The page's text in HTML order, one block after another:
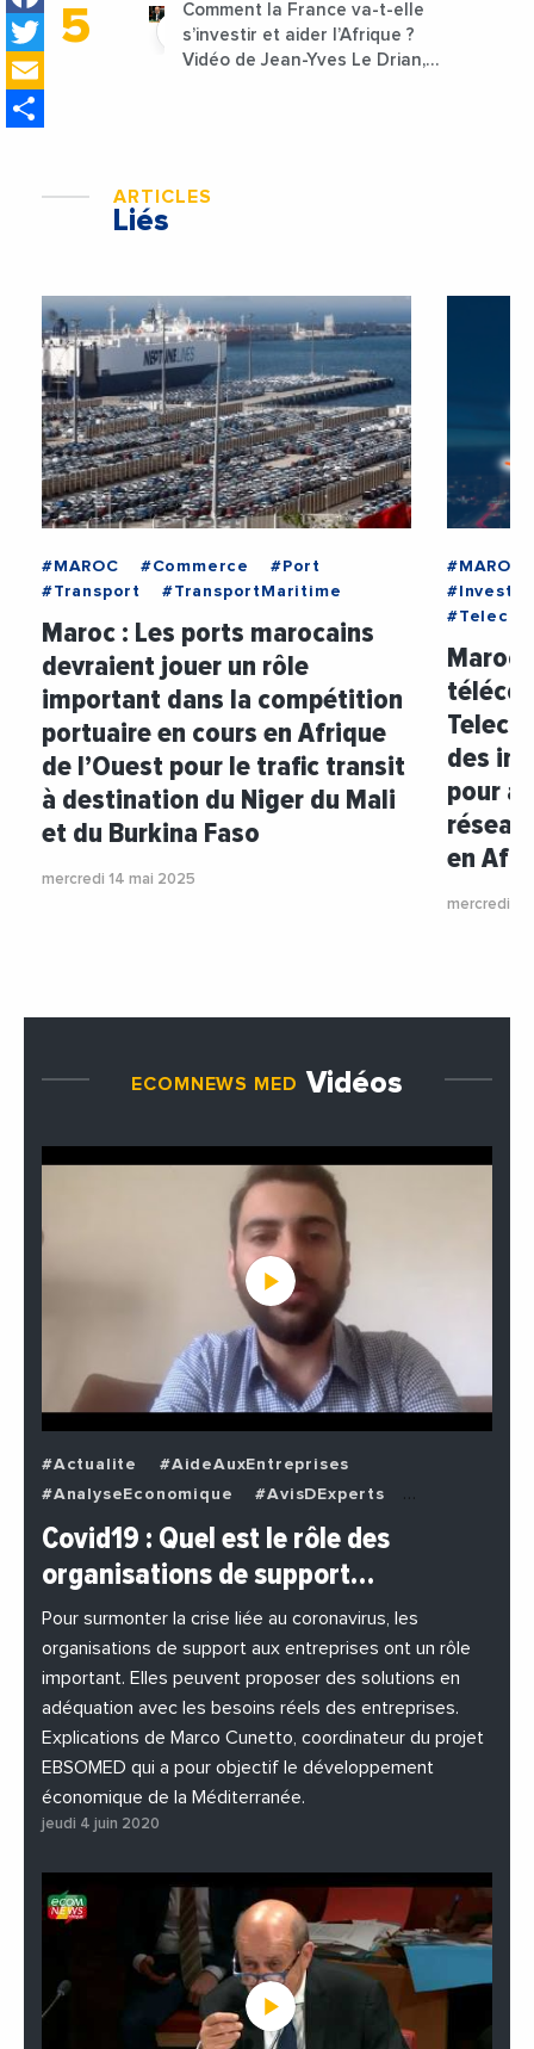
Twitter
Comment la France va-t-elle
s’investir et aider l’Afrique ?
Vidéo de Jean-Yves Le Drian,
ARTICLES
Liés
#MAROC #Commerce
#Port
#Transport
#TransportMaritime
Maroc : Les ports marocains
devraient jouer un rôle
important dans la compétition
portuaire en cours en Afrique
de l’Ouest pour le trafic transit
à destination du Niger du Mali
et du Burkina Faso
mercredi 14 mai 2025
#MAROC
Maroc
des
pour
en
mercredi
ECOMNEWS MED Vidéos
#Actualite
#AideAuxEntreprises
#AnalyseEconomique
#AvisDExperts
#BuzzNews
#Decideurs
#EchangesMediterraneens
#Economie
#EnDirectDe
#Entreprises
#Institutions
#PhotosEtVideos
Covid19 : Quel est le rôle des
organisations de support…
Pour surmonter la crise liée au coronavirus, les
organisations de support aux entreprises ont un rôle
important. Elles peuvent proposer des solutions en
adéquation avec les besoins réels des entreprises.
Explications de Marco Cunetto, coordinateur du projet
EBSOMED qui a pour objectif le développement
économique de la Méditerranée.
jeudi 4 juin 2020